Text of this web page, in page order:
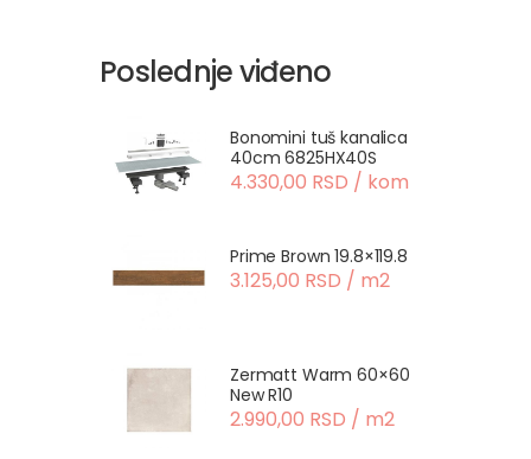
Poslednje viđeno
Bonomini tuš kanalica
40cm 6825HX40S
4.330,00 RSD / kom
Prime Brown 19.8×119.8
3.125,00 RSD / m2
Zermatt Warm 60×60
New R10
2.990,00 RSD / m2